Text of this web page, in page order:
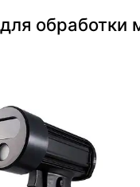
обработки